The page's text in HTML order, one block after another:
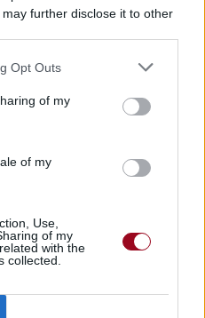
may further disclose it to other
Opt Outs
of my
of my
Use,
of my
with the
collected.
Corriger une erreur